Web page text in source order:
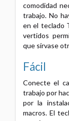
comodidad
trabajo. No
en el teclado
vertidos
que sírvase
Fácil
Conecte el
trabajo por
por la
macros. El